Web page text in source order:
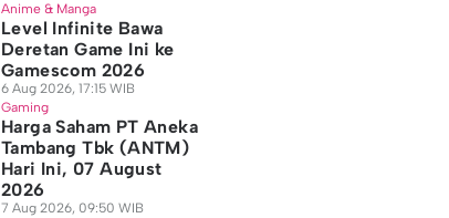
Anime & Manga
Level Infinite Bawa
Deretan Game Ini ke
Gamescom 2026
6 Aug 2026, 17:15 WIB
Gaming
Harga Saham PT Aneka
Tambang Tbk (ANTM)
Hari Ini, 07 August
2026
7 Aug 2026, 09:50 WIB